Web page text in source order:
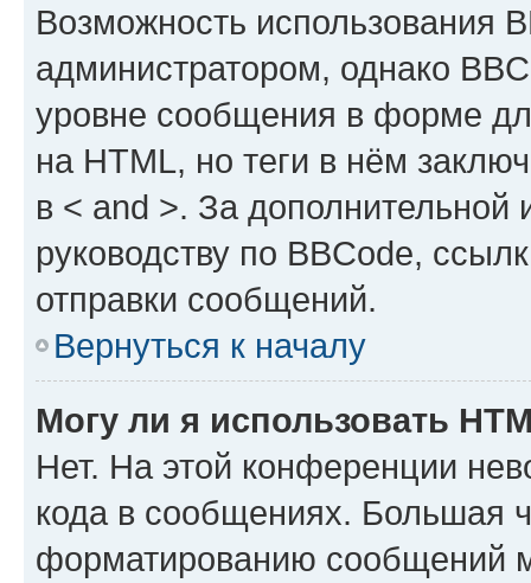
Возможность использования
администратором, однако
уровне сообщения в форме
на HTML, но теги в нём
в < and >. За
руководству по BBCode,
отправки сообщений.
Вернуться к началу
Могу ли я использовать
Нет. На этой конференции
кода в сообщениях. Большая
форматированию сообщений